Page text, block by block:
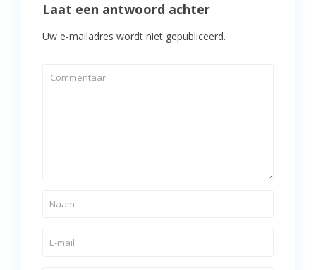
Laat een antwoord achter
Uw e-mailadres wordt niet gepubliceerd.